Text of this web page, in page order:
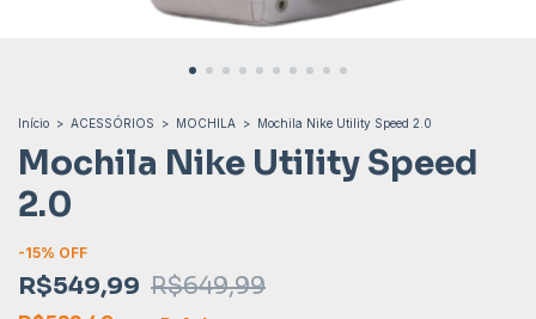
Início > ACESSÓRIOS > MOCHILA > Mochila Nike Utility Speed 2.0
Mochila Nike Utility Speed
2.0
-15% OFF
R$549,99 R$649,99